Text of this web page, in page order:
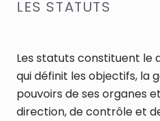
LES STATUTS
Les statuts constituent
qui définit les objectifs, la
pouvoirs de ses organes
direction, de contrôle et